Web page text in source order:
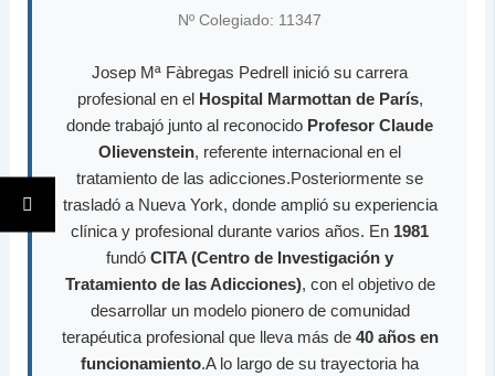
Nº Colegiado: 11347
Josep Mª Fàbregas Pedrell inició su carrera
profesional en el Hospital Marmottan de París,
donde trabajó junto al reconocido Profesor Claude
Olievenstein, referente internacional en el
tratamiento de las adicciones.Posteriormente se
trasladó a Nueva York, donde amplió su experiencia
clínica y profesional durante varios años. En 1981
fundó CITA (Centro de Investigación y
Tratamiento de las Adicciones), con el objetivo de
desarrollar un modelo pionero de comunidad
terapéutica profesional que lleva más de 40 años en
funcionamiento.A lo largo de su trayectoria ha